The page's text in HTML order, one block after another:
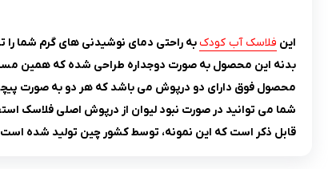
این فلاسک آب کودکبه راحتی دمای نوشیدنی های گرم شما را تا 30 ساعت به طور ثابت نگه می
بدنه این محصول به صورت دوجداره طراحی شده که همین
محصول فوق دارای دو درپوش می باشد که هر دو به صورت
شما می توانید در صورت نبود لیوان از درپوش اصلی فلاسک
قابل ذکر است که این نمونه، توسط کشور چین تولید شده